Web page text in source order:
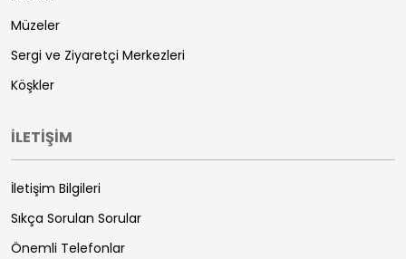
Müzeler
Sergi ve Ziyaretçi Merkezleri
Köşkler
İLETİŞİM
İletişim Bilgileri
Sıkça Sorulan Sorular
Önemli Telefonlar